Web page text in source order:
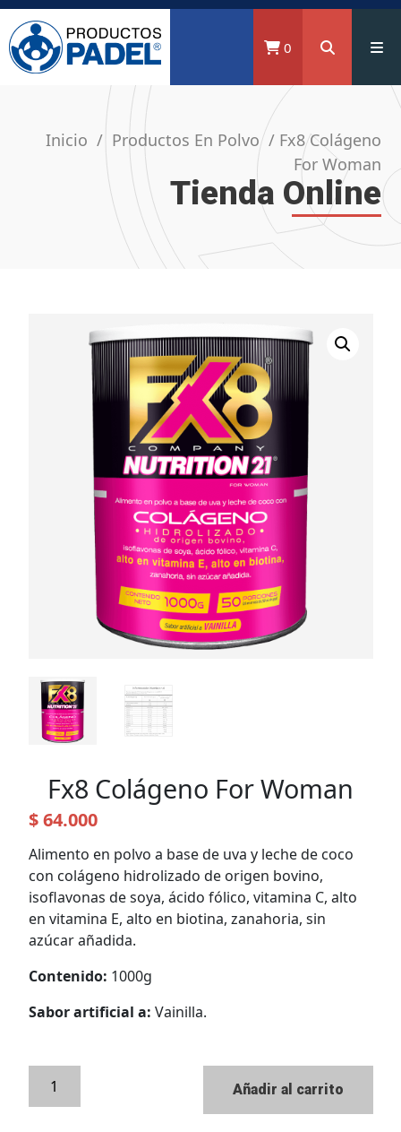
0
Inicio / Productos En Polvo / Fx8 Colágeno
For Woman
Tienda Online
Fx8 Colágeno For Woman
$64.000
Alimento en polvo a base de uva y leche de coco
con colágeno hidrolizado de origen bovino,
isoflavonas de soya, ácido fólico, vitamina C, alto
en vitamina E, alto en biotina, zanahoria, sin
azúcar añadida.
Contenido: 1000g
Sabor artificial a: Vainilla.
Añadir al carrito